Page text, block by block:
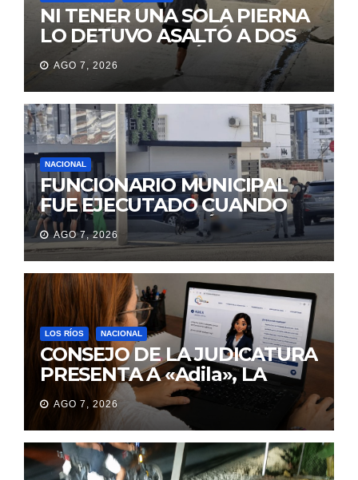
NI TENER UNA SOLA PIERNA
LO DETUVO ASALTÓ A DOS
MUJERES Y HUYÓ
BRINCANDO.
AGO 7, 2026
NACIONAL
FUNCIONARIO MUNICIPAL
FUE EJECUTADO CUANDO
IBA A UNA REUNIÓN DE
TRABAJO EN MANTA
AGO 7, 2026
LOS RÍOS NACIONAL
CONSEJO DE LA JUDICATURA
PRESENTA A «Adila», LA
ASISTENTE VIRTUAL QUE
ORIENTA A LA CIUDADANÍA
SOBRE TRÁMITES
JUDICIALES
AGO 7, 2026